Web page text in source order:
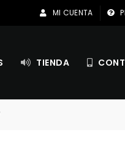
MI CUENTA
TIENDA